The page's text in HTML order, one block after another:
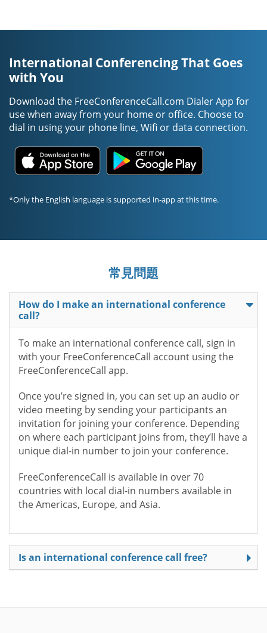
International Conferencing That Goes
with You
Download the FreeConferenceCall.com Dialer App for
use when away from your home or office. Choose to
dial in using your phone line, Wifi or data connection.
*Only the English language is supported in-app at this time.
常見問題
How do I make an international conference
call?
To make an international conference call, sign in
with your FreeConferenceCall account using the
FreeConferenceCall app.
Once you’re signed in, you can set up an audio or
video meeting by sending your participants an
invitation for joining your conference. Depending
on where each participant joins from, they’ll have a
unique dial-in number to join your conference.
FreeConferenceCall is available in over 70
countries with local dial-in numbers available in
the Americas, Europe, and Asia.
Is an international conference call free?